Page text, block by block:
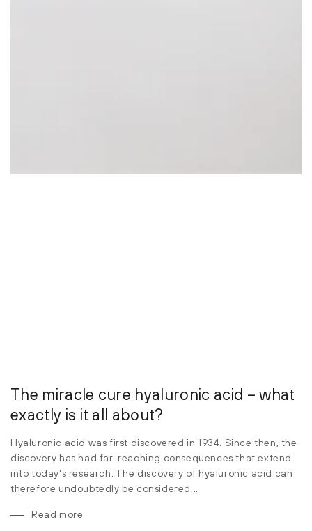
The miracle cure hyaluronic acid – what
exactly is it all about?
Hyaluronic acid was first discovered in 1934. Since then, the
discovery has had far-reaching consequences that extend
into today's research. The discovery of hyaluronic acid can
therefore undoubtedly be considered...
Read more